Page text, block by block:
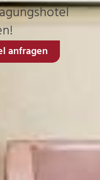
anfragen